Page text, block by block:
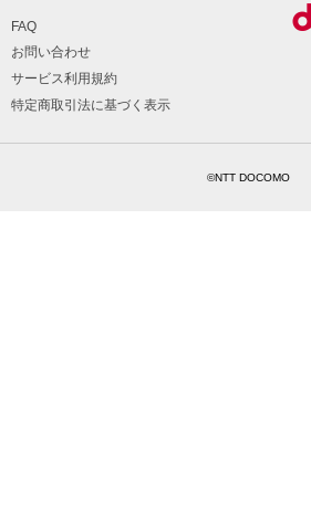
FAQ
お問い合わせ
サービス利用規約
特定商取引法に基づく表示
©NTT DOCOMO